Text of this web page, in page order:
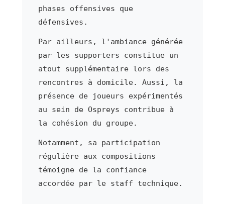
phases offensives que
défensives.
Par ailleurs, l'ambiance générée
par les supporters constitue un
atout supplémentaire lors des
rencontres à domicile. Aussi, la
présence de joueurs expérimentés
au sein de Ospreys contribue à
la cohésion du groupe.
Notamment, sa participation
régulière aux compositions
témoigne de la confiance
accordée par le staff technique.